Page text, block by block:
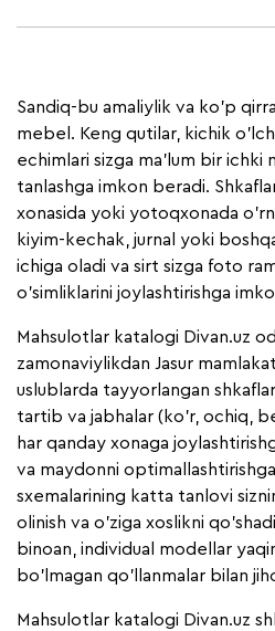
Sandiq-bu amaliylik va ko'p
mebel. Keng qutilar, kichik
echimlari sizga ma'lum bir ichki
tanlashga imkon beradi.
xonasida yoki yotoqxonada
kiyim-kechak, jurnal yoki
ichiga oladi va sirt sizga foto
o'simliklarini joylashtirishga
Mahsulotlar katalogi Divan.uz
zamonaviylikdan Jasur
uslublarda tayyorlangan
tartib va jabhalar (ko'r, ochiq,
har qanday xonaga
va maydonni
sxemalarining katta tanlovi
olinish va o'ziga xoslikni
binoan, individual modellar
bo'lmagan qo'llanmalar bilan
Mahsulotlar katalogi Divan.uz